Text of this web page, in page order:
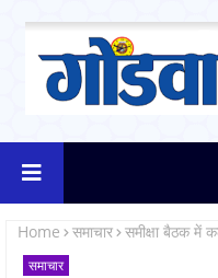
Home समाचार समीक्षा बैठक में
समाचार